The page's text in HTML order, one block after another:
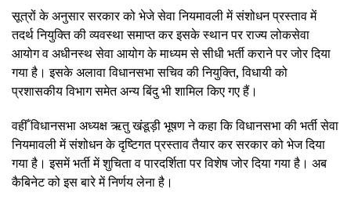
सूत्रों के अनुसार सरकार को भेजे सेवा नियमावली में संशोधन प्रस्ताव में
तदर्थ नियुक्ति की व्यवस्था समाप्त कर इसके स्थान पर राज्य लोकसेवा
आयोग व अधीनस्थ सेवा आयोग के माध्यम से सीधी भर्ती कराने पर जोर दिया
गया है। इसके अलावा विधानसभा सचिव की नियुक्ति, विधायी को
प्रशासकीय विभाग समेत अन्य बिंदु भी शामिल किए गए हैं।
वहीँ विधानसभा अध्यक्ष ऋतु खंडूड़ी भूषण ने कहा कि विधानसभा की भर्ती सेवा
नियमावली में संशोधन के दृष्टिगत प्रस्ताव तैयार कर सरकार को भेज दिया
गया है। इसमें भर्ती में शुचिता व पारदर्शिता पर विशेष जोर दिया गया है। अब
कैबिनेट को इस बारे में निर्णय लेना है।